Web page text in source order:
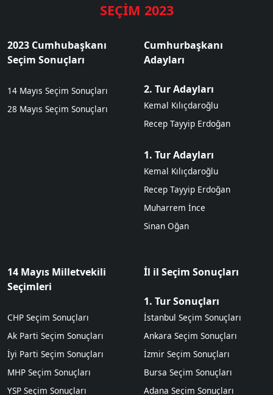
SEÇİM 2023
2023 Cumhubaşkanı
Seçim Sonuçları
14 Mayıs Seçim Sonuçları
28 Mayıs Seçim Sonuçları
Cumhurbaşkanı
Adayları
2. Tur Adayları
Kemal Kılıçdaroğlu
Recep Tayyip Erdoğan
1. Tur Adayları
Kemal Kılıçdaroğlu
Recep Tayyip Erdoğan
Muharrem İnce
Sinan Oğan
14 Mayıs Milletvekili
Seçimleri
CHP Seçim Sonuçları
Ak Parti Seçim Sonuçları
İyi Parti Seçim Sonuçları
MHP Seçim Sonuçları
YSP Seçim Sonuçları
İl il Seçim Sonuçları
1. Tur Sonuçları
İstanbul Seçim Sonuçları
Ankara Seçim Sonuçları
İzmir Seçim Sonuçları
Bursa Seçim Sonuçları
Adana Seçim Sonuçları